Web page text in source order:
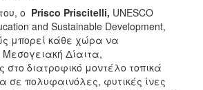
ο Prisco Priscitelli, UNESCO
and Sustainable Development,
μπορεί κάθε χώρα να
Μεσογειακή Δίαιτα,
διατροφικό μοντέλο τοπικά
σε πολυφαινόλες, φυτικές ίνες